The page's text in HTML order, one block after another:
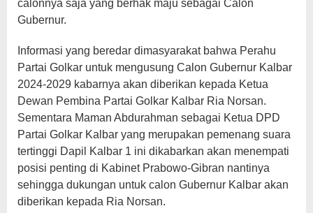
calonnya saja yang berhak maju sebagai Calon
Gubernur.
Informasi yang beredar dimasyarakat bahwa Perahu
Partai Golkar untuk mengusung Calon Gubernur Kalbar
2024-2029 kabarnya akan diberikan kepada Ketua
Dewan Pembina Partai Golkar Kalbar Ria Norsan.
Sementara Maman Abdurahman sebagai Ketua DPD
Partai Golkar Kalbar yang merupakan pemenang suara
tertinggi Dapil Kalbar 1 ini dikabarkan akan menempati
posisi penting di Kabinet Prabowo-Gibran nantinya
sehingga dukungan untuk calon Gubernur Kalbar akan
diberikan kepada Ria Norsan.